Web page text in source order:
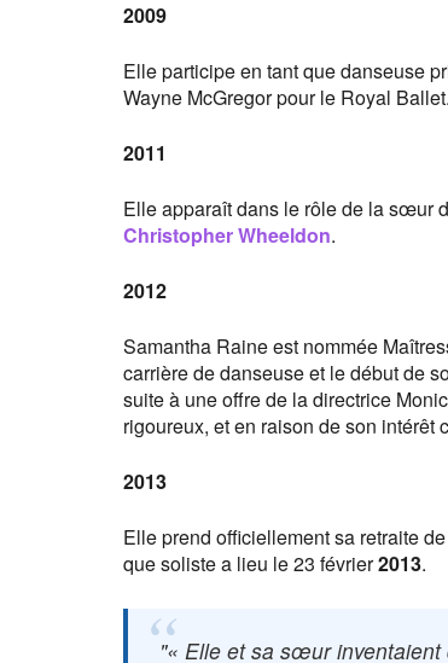
2009
Elle participe en tant que danseuse
Wayne McGregor pour le Royal Ballet.
2011
Elle apparaît dans le rôle de la sœur
Christopher Wheeldon.
2012
Samantha Raine est nommée
carrière de danseuse et le début de
suite à une offre de la directrice
rigoureux, et en raison de son intérêt
2013
Elle prend officiellement sa retraite
que soliste a lieu le 23 février2013.
« Elle et sa sœur inventaient